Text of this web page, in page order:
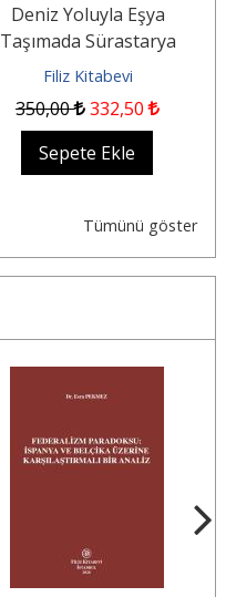
Deniz Yoluyla Eşya
Taşımada Sürastarya
Filiz Kitabevi
350,00 332,50
Sepete Ekle
Tümünü göster